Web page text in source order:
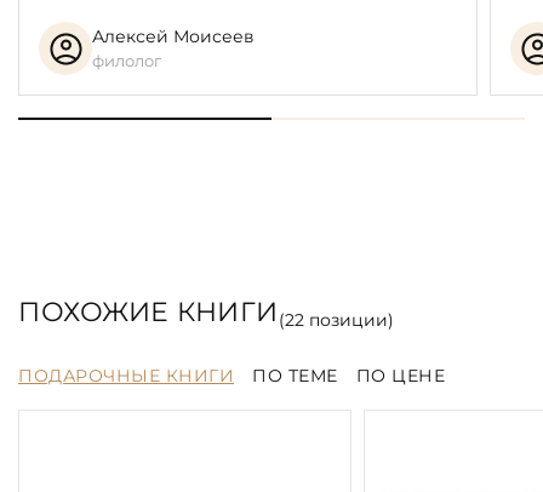
Алексей Моисеев
филолог
ПОХОЖИЕ КНИГИ (22позиции)
ПОДАРОЧНЫЕ КНИГИ ПО ТЕМЕ ПО ЦЕНЕ